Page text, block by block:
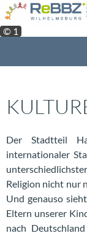
Zum
Inhalt
springen
© 1
Der Stadtteil
internationaler
Religion nicht nur
Und genauso
Eltern unserer
nach